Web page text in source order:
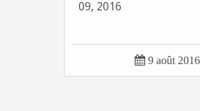
09, 2016
 9 août 2016